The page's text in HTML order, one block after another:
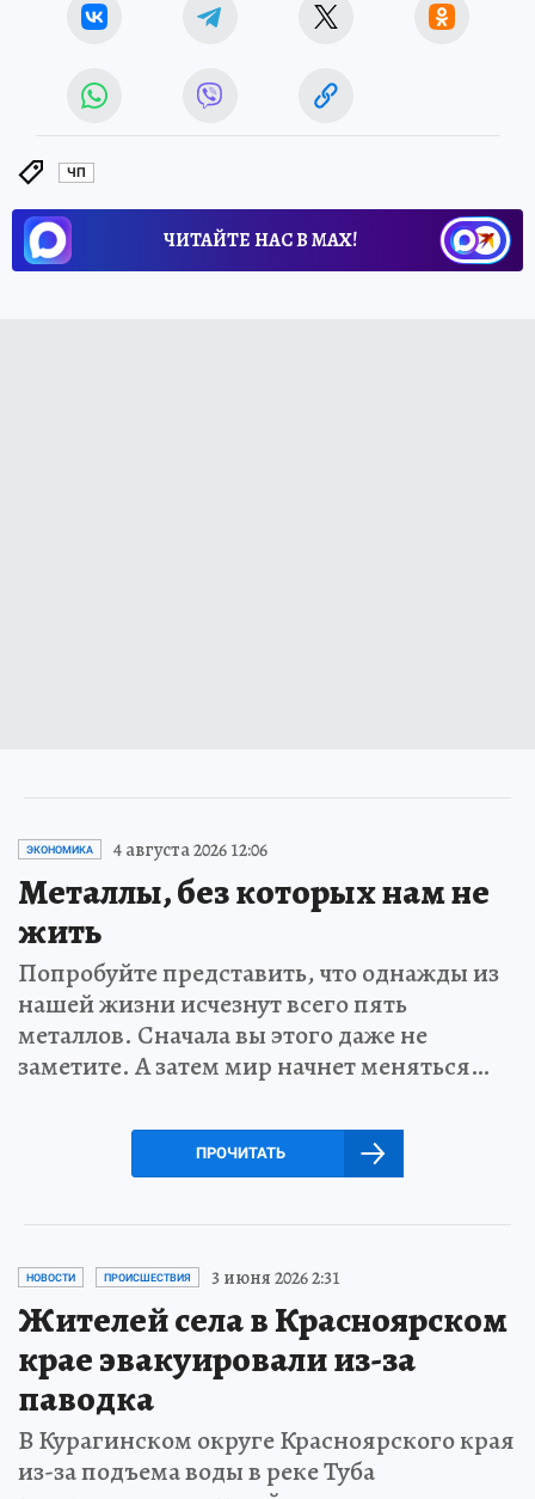
ЧП
ЧИТАЙТЕ НАС В МАХ!
ЭКОНОМИКА 4 августа 2026 12:06
Металлы, без которых нам не
жить
Попробуйте представить, что однажды из
нашей жизни исчезнут всего пять
металлов. Сначала вы этого даже не
заметите. А затем мир начнет меняться…
ПРОЧИТАТЬ
НОВОСТИ ПРОИСШЕСТВИЯ 3 июня 2026 2:31
Жителей села в Красноярском
крае эвакуировали из-за
паводка
В Курагинском округе Красноярского края
из-за подъема воды в реке Туба